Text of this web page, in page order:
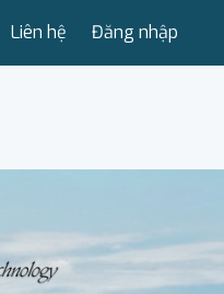
Liên hệ Đăng nhập